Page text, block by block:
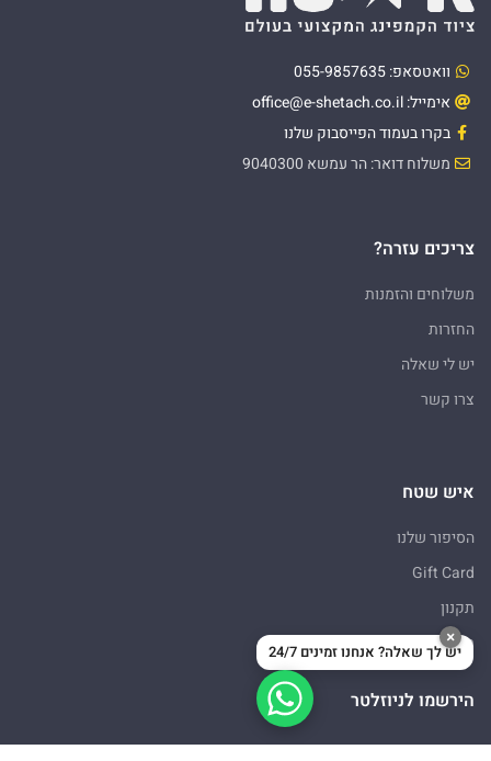
וואטסאפ: 055-9857635
אימייל: office@e-shetach.co.il
בקרו בעמוד הפייסבוק שלנו
משלוח דואר: הר עמשא 9040300
צריכים עזרה?
משלוחים והזמנות
החזרות
יש לי שאלה
צרו קשר
איש שטח
הסיפור שלנו
Gift Card
תקנון
מדיניות פרטיות
הירשמו לניוזלטר
×
יש לך שאלה? אנחנו זמינים 24/7